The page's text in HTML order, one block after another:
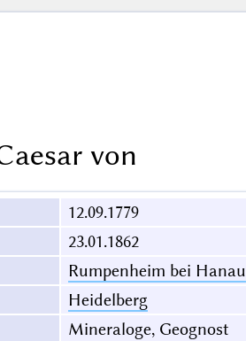
von
12.09.1779
23.01.1862
Rumpenheim bei Hanau
Heidelberg
Mineraloge, Geognost